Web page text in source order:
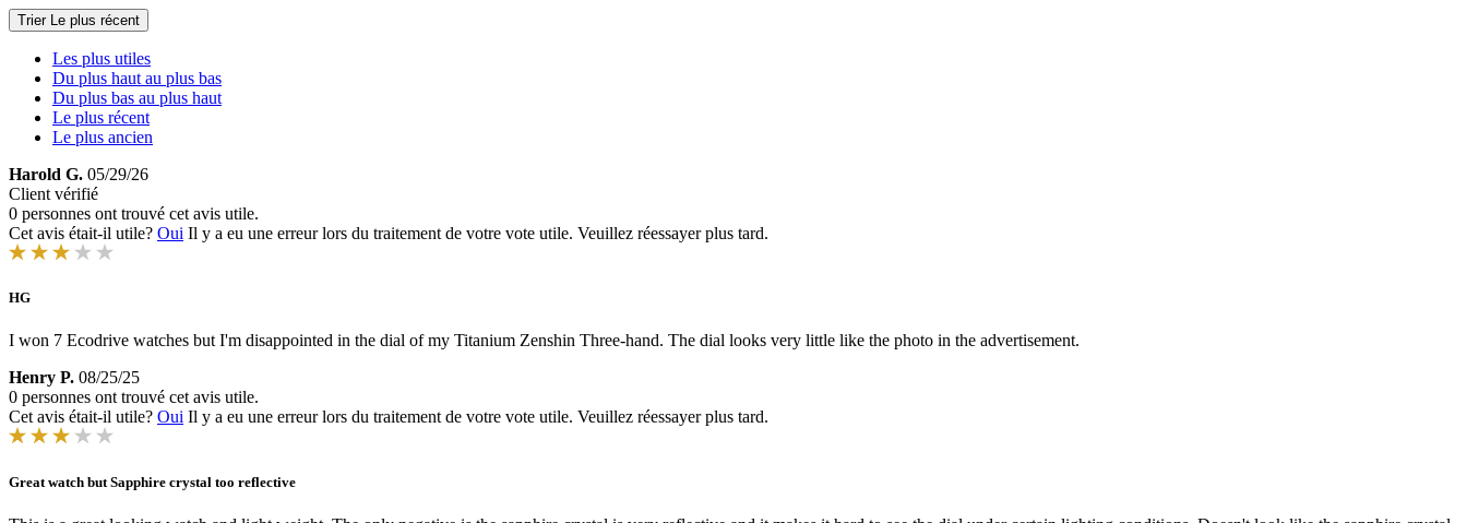
Trier Le plus récent
Les plus utiles
Du plus haut au plus bas
Du plus bas au plus haut
Le plus récent
Le plus ancien
Harold G. 05/29/26
Client vérifié
0 personnes ont trouvé cet avis utile.
Cet avis était-il utile? Oui Il y a eu une erreur lors du traitement de votre vote utile. Veuillez réessayer plus tard.
HG
I won 7 Ecodrive watches but I'm disappointed in the dial of my Titanium Zenshin Three-hand. The dial looks very little like the photo in the advertisement.
Henry P. 08/25/25
0 personnes ont trouvé cet avis utile.
Cet avis était-il utile? Oui Il y a eu une erreur lors du traitement de votre vote utile. Veuillez réessayer plus tard.
Great watch but Sapphire crystal too reflective